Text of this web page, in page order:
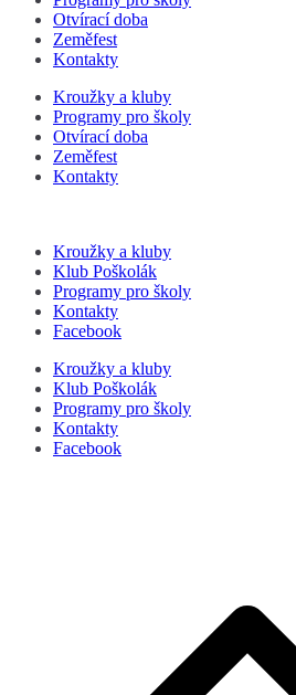
Otvírací doba
Zeměfest
Kontakty
Kroužky a kluby
Programy pro školy
Otvírací doba
Zeměfest
Kontakty
Kroužky a kluby
Klub Poškolák
Programy pro školy
Kontakty
Facebook
Kroužky a kluby
Klub Poškolák
Programy pro školy
Kontakty
Facebook